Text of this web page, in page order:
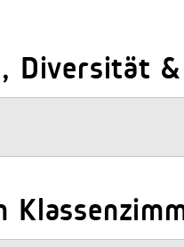
Diversität